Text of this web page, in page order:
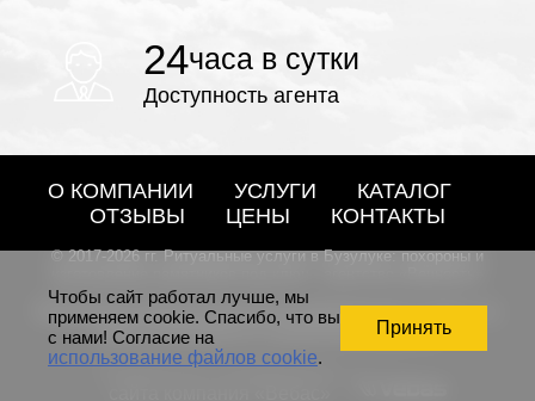
24часа в сутки
Доступность агента
О КОМПАНИИ УСЛУГИ
КАТАЛОГ
ОТЗЫВЫ
ЦЕНЫ КОНТАКТЫ
© 2017-2026 гг. Ритуальные услуги в Бузулуке: похороны и
Внимание! Представленная информация и цены на
сайте не являются публичной офертой
Разработка и продвижение
Чтобы сайт работал лучше, мы
применяем cookie. Спасибо, что вы
с нами! Согласие на
использование файлов cookie.
Принять